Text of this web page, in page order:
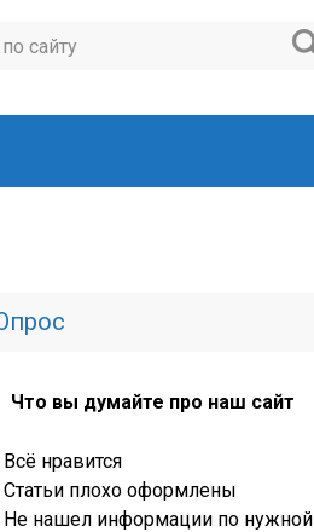
Что вы думайте про наш сайт
Всё нравится
Статьи плохо оформлены
Не нашел информации по нужной